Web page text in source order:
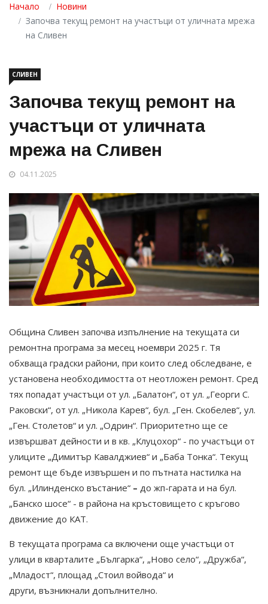
Начало
Новини
Започва текущ ремонт на участъци от уличната мрежа
на Сливен
СЛИВЕН
Започва текущ ремонт на
участъци от уличната
мрежа на Сливен
04.11.2025
Община Сливен започва изпълнение на текущата си
ремонтна програма за месец ноември 2025 г. Тя
обхваща градски райони, при които след обследване, е
установена необходимостта от неотложен ремонт. Сред
тях попадат участъци от ул. „Балатон“, от ул. „Георги С.
Раковски“, от ул. „Никола Карев“, бул. „Ген. Скобелев“, ул.
„Ген. Столетов“ и ул. „Одрин“. Приоритетно ще се
извършват дейности и в кв. „Клуцохор“ - по участъци от
улиците „Димитър Кавалджиев“ и „Баба Тонка“. Текущ
ремонт ще бъде извършен и по пътната настилка на
бул. „Илинденско въстание“ – до жп-гарата и на бул.
„Банско шосе“ - в района на кръстовището с кръгово
движение до КАТ.
В текущата програма са включени още участъци от
улици в кварталите „Българка“, „Ново село“, „Дружба“,
„Младост“, площад „Стоил войвода“ и
други, възникнали допълнително.